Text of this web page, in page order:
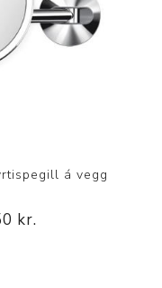
á vegg
kr.